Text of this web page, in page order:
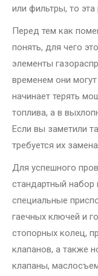
или фильтры, то
Перед тем как
понять, для чего
элементы
временем они могут
начинает терять
топлива, а в
Если вы заметили
требуется их
Для успешного
стандартный набор
специальные
гаечных ключей и
стопорных колец,
клапанов, а также
клапаны,